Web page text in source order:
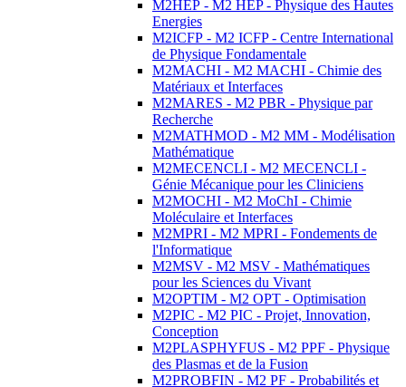
M2HEP - M2 HEP - Physique des Hautes
Energies
M2ICFP - M2 ICFP - Centre International
de Physique Fondamentale
M2MACHI - M2 MACHI - Chimie des
Matériaux et Interfaces
M2MARES - M2 PBR - Physique par
Recherche
M2MATHMOD - M2 MM - Modélisation
Mathématique
M2MECENCLI - M2 MECENCLI -
Génie Mécanique pour les Cliniciens
M2MOCHI - M2 MoChI - Chimie
Moléculaire et Interfaces
M2MPRI - M2 MPRI - Fondements de
l'Informatique
M2MSV - M2 MSV - Mathématiques
pour les Sciences du Vivant
M2OPTIM - M2 OPT - Optimisation
M2PIC - M2 PIC - Projet, Innovation,
Conception
M2PLASPHYFUS - M2 PPF - Physique
des Plasmas et de la Fusion
M2PROBFIN - M2 PF - Probabilités et